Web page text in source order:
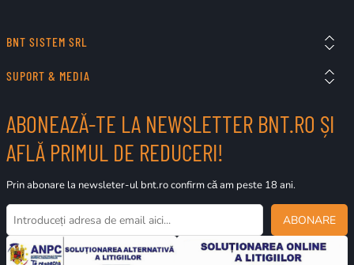
BNT SISTEM SRL
SUPORT & MEDIA
ABONEAZĂ-TE LA NEWSLETTER BNT.RO ȘI
AFLĂ PRIMUL DE REDUCERI!
Prin abonare la newsleter-ul bnt.ro confirm că am peste 18 ani.
ABONARE